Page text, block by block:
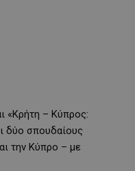
«Κρήτη – Κύπρος:
δύο σπουδαίους
την Κύπρο – με